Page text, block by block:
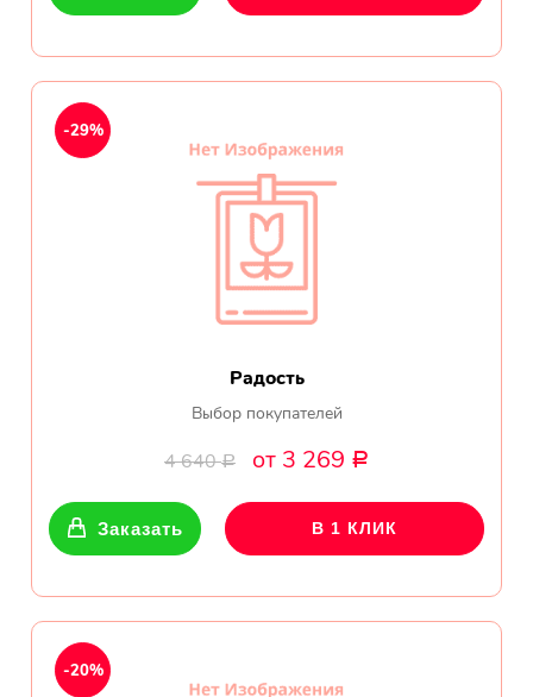
Радость
Выбор покупателей
4 640Р от 3 269 Р
-29%
Заказать В 1 КЛИК
-20%